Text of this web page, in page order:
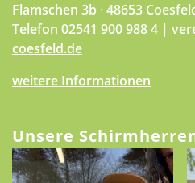
Flamschen 3b · 48653
Telefon 02541 900 988 4 |
coesfeld.de
weitere Informationen
Unsere